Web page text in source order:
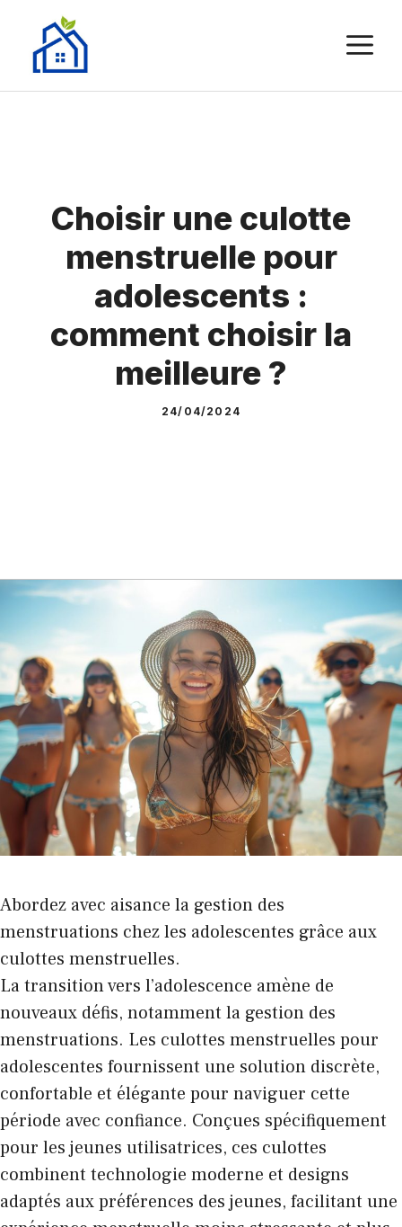
contenu
Choisir une culotte
menstruelle pour
adolescents :
comment choisir la
meilleure ?
24/04/2024
Abordez avec aisance la gestion des
menstruations chez les adolescentes grâce aux
culottes menstruelles.
La transition vers l’adolescence amène de
nouveaux défis, notamment la gestion des
menstruations. Les culottes menstruelles pour
adolescentes fournissent une solution discrète,
confortable et élégante pour naviguer cette
période avec confiance. Conçues spécifiquement
pour les jeunes utilisatrices, ces culottes
combinent technologie moderne et designs
adaptés aux préférences des jeunes, facilitant une